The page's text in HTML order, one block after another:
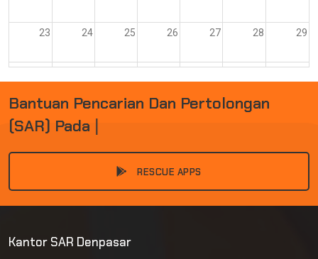
23 24 25 26 27 28 29
BANTUAN PENCARIAN DAN PERTOLONGAN
(SAR) PADA
RESCUE APPS
Kantor SAR Denpasar